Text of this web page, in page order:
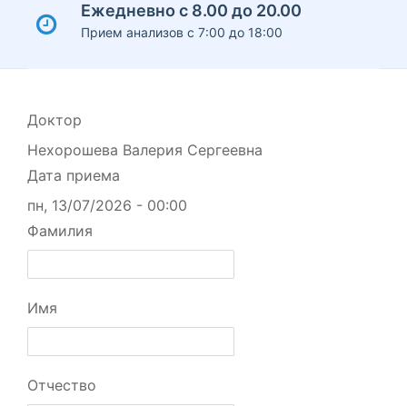
Ежедневно с 8.00 до 20.00
Прием анализов с 7:00 до 18:00
Доктор
Нехорошева Валерия Сергеевна
Дата приема
пн, 13/07/2026 - 00:00
Фамилия
Имя
Отчество